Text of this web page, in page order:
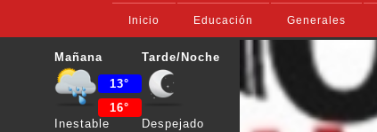
Inicio Educación Generales
Mañana
Inestable
13°
16°
Tarde/Noche
Despejado